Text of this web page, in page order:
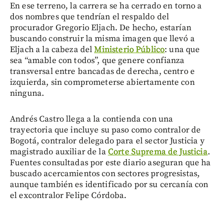
En ese terreno, la carrera se ha cerrado en torno a
dos nombres que tendrían el respaldo del
procurador Gregorio Eljach. De hecho, estarían
buscando construir la misma imagen que llevó a
Eljach a la cabeza delMinisterio Público: una que
sea “amable con todos”, que genere confianza
transversal entre bancadas de derecha, centro e
izquierda, sin comprometerse abiertamente con
ninguna.
Andrés Castro llega a la contienda con una
trayectoria que incluye su paso como contralor de
Bogotá, contralor delegado para el sector Justicia y
magistrado auxiliar de laCorte Suprema de Justicia.
Fuentes consultadas por este diario aseguran que ha
buscado acercamientos con sectores progresistas,
aunque también es identificado por su cercanía con
el excontralor Felipe Córdoba.